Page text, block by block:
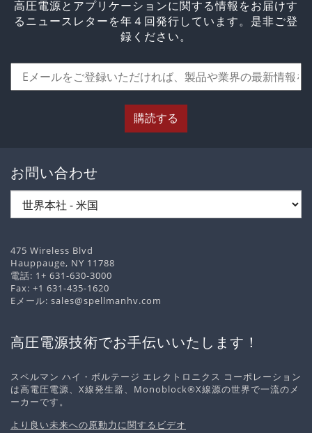
高圧電源とアプリケーションに関する情報をお届けす
るニュースレターを年４回発行しています。是非ご登
録ください。
購読する
お問い合わせ
475 Wireless Blvd
Hauppauge, NY 11788
電話: 1+ 631-630-3000
Fax: +1 631-435-1620
Eメール: sales@spellmanhv.com
高圧電源技術でお手伝いいたします！
スペルマン ハイ・ボルテージ エレクトロニクス コーポレーション
は高電圧電源、X線発生器、Monoblock®X線源の世界で一流のメ
ーカーです。
より良い未来への原動力に関するビデオ